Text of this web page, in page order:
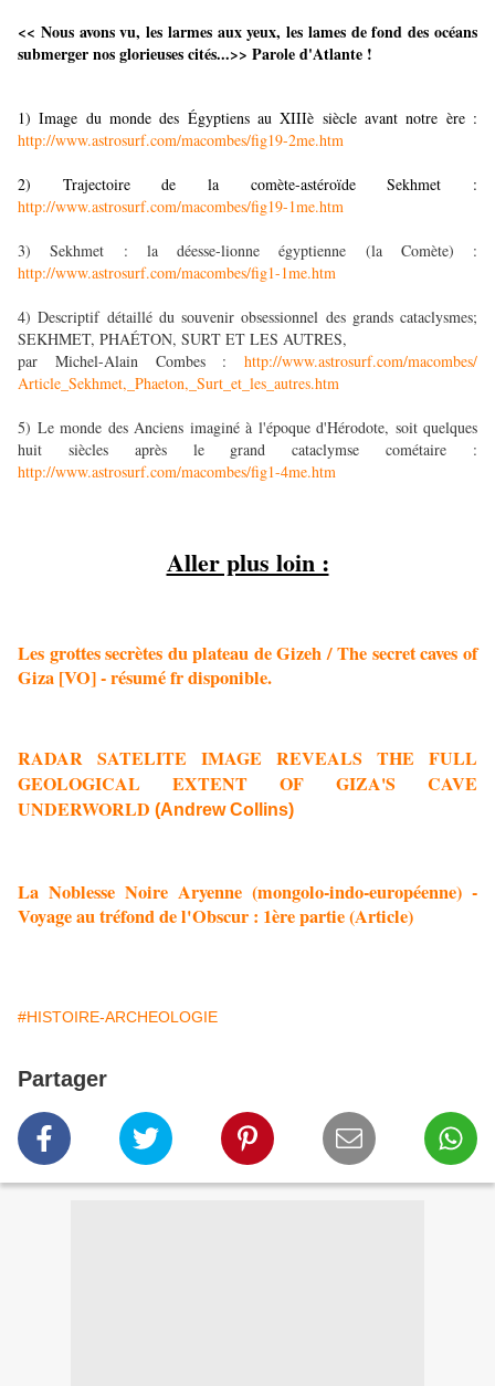
<< Nous avons vu, les larmes aux yeux, les lames de fond des océans
submerger nos glorieuses cités...>> Parole d'Atlante !
1) Image du monde des Égyptiens au XIIIè siècle avant notre ère :
http://www.astrosurf.com/macombes/fig19-2me.htm
2) Trajectoire de la comète-astéroïde Sekhmet :
http://www.astrosurf.com/macombes/fig19-1me.htm
3) Sekhmet : la déesse-lionne égyptienne (la Comète) :
http://www.astrosurf.com/macombes/fig1-1me.htm
4) Descriptif détaillé du souvenir obsessionnel des grands cataclysmes;
SEKHMET, PHAÉTON, SURT ET LES AUTRES,
par Michel-Alain Combes : http://www.astrosurf.com/macombes/
Article_Sekhmet,_Phaeton,_Surt_et_les_autres.htm
5) Le monde des Anciens imaginé à l'époque d'Hérodote, soit quelques
huit siècles après le grand cataclymse cométaire :
http://www.astrosurf.com/macombes/fig1-4me.htm
Aller plus loin :
Les grottes secrètes du plateau de Gizeh / The secret caves of
Giza [VO] - résumé fr disponible.
RADAR SATELITE IMAGE REVEALS THE FULL
GEOLOGICAL EXTENT OF GIZA'S CAVE
UNDERWORLD (Andrew Collins)
La Noblesse Noire Aryenne (mongolo-indo-européenne) -
Voyage au tréfond de l'Obscur : 1ère partie (Article)
#HISTOIRE-ARCHEOLOGIE
Partager